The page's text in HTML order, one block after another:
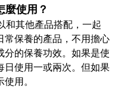
使用？
和其他產品搭配，一起
常保養的產品，不用擔心
分的保養功效。如果是使
日使用一或兩次。但如果
用。